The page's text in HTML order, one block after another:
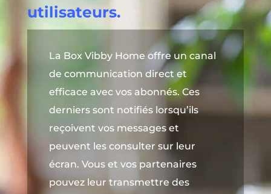
utilisateurs.
La Box Vibby Home offre un canal
de communication direct et
efficace avec vos abonnés. Ces
derniers sont notifiés lorsqu’ils
reçoivent vos messages et
peuvent les consulter sur leur
écran. Vous et vos partenaires
pouvez leur transmettre des